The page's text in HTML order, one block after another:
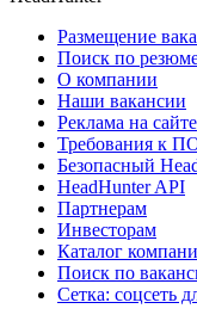
Размещение
Поиск по
О компании
Наши вакансии
Реклама на сайте
Требования к
Безопасный
HeadHunter API
Партнерам
Инвесторам
Каталог
Поиск по
Сетка: соцсеть